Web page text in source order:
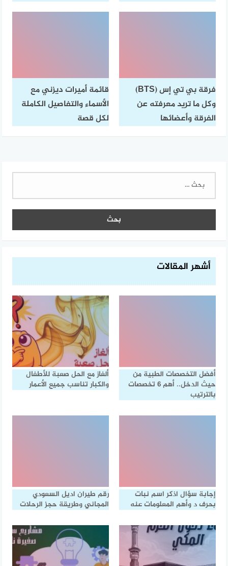
فرقة بي تي إس (BTS)
وكل ما تريد معرفته عن
الفرقة وأعضائها
قائمة أميرات ديزني مع
الأسماء والتفاصيل الكاملة
لكل قصة
البحث
أشهر المقالات
أفضل التخصصات الطبية من
حيث الدخل.. أهم 6 تخصصات
بالترتيب
ألغاز مع الحل صعبة للأطفال
والكبار تناسب جميع الأعمار
إجابة سؤال اذكر اسم نبات
بحرف د وأهم المعلومات عنه
رقم طيران اديل السعودي
المجاني وطريقة حجز الرحلات